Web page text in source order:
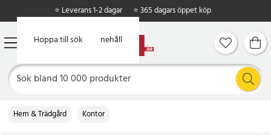
Hoppa till huvudinnehåll
Hoppa till sök
⭐ Leverans 1-2 dagar ⭐ 365 dagars öppet köp
Hem & Trädgård Kontor